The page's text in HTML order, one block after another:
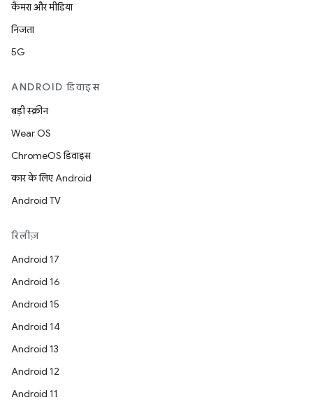
कैमरा और मीडिया
निजता
5G
ANDROID डिवाइस
बड़ी स्क्रीन
Wear OS
ChromeOS डिवाइस
कार के लिए Android
Android TV
रिलीज़
Android 17
Android 16
Android 15
Android 14
Android 13
Android 12
Android 11